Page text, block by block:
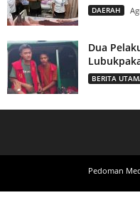
DAERAH
Dua
BERITA
Pedoman